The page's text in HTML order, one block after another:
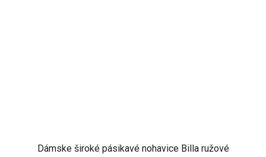
Dámske široké pásikavé nohavice Billa ružové